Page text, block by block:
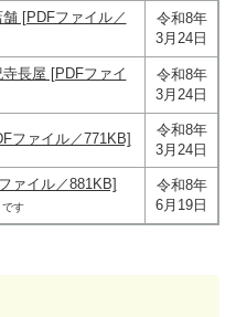
[PDFファイル／
令和8年
3月24日
長屋 [PDFファイ
令和8年
3月24日
ファイル／771KB]
令和8年
3月24日
ァイル／881KB]
す
令和8年
6月19日